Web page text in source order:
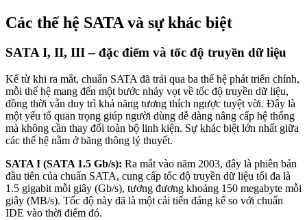
Các thế hệ SATA và sự khác biệt
SATA I, II, III – đặc điểm và tốc độ truyền dữ liệu
Kể từ khi ra mắt, chuẩn SATA đã trải qua ba thế hệ phát triển chính,
mỗi thế hệ mang đến một bước nhảy vọt về tốc độ truyền dữ liệu,
đồng thời vẫn duy trì khả năng tương thích ngược tuyệt vời. Đây là
một yếu tố quan trọng giúp người dùng dễ dàng nâng cấp hệ thống
mà không cần thay đổi toàn bộ linh kiện. Sự khác biệt lớn nhất giữa
các thế hệ nằm ở băng thông lý thuyết.
SATA I (SATA 1.5 Gb/s): Ra mắt vào năm 2003, đây là phiên bản
đầu tiên của chuẩn SATA, cung cấp tốc độ truyền dữ liệu tối đa là
1.5 gigabit mỗi giây (Gb/s), tương đương khoảng 150 megabyte mỗi
giây (MB/s). Tốc độ này đã là một cải tiến đáng kể so với chuẩn
IDE vào thời điểm đó.